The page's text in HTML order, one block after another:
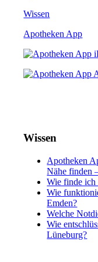
Wissen
Apotheken App
Wissen
Apotheken
Nähe finden
Wie finde ich
Wie
Emden?
Welche
Wie
Lüneburg?